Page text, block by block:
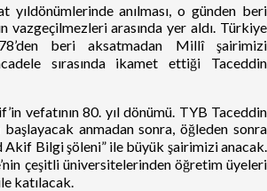
yıldönümlerinde anılması, o günden beri
vazgeçilmezleri arasında yer aldı. Türkiye
beri aksatmadan Millî şairimizi
sırasında ikamet ettiği Taceddin
vefatının 80. yıl dönümü. TYB Taceddin
başlayacak anmadan sonra, öğleden sonra
Akif Bilgi şöleni” ile büyük şairimizi anacak.
çeşitli üniversitelerinden öğretim üyeleri
katılacak.